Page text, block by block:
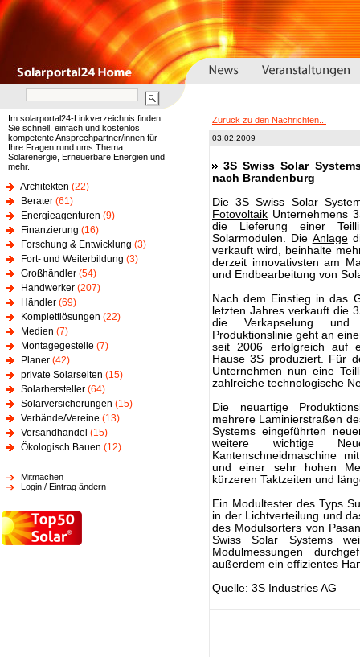
Im solarportal24-Linkverzeichnis finden
Sie schnell, einfach und kostenlos
kompetente Ansprechpartner/innen für
Ihre Fragen rund ums Thema
Solarenergie, Erneuerbare Energien und
mehr.
Architekten (22)
Berater (61)
Energieagenturen (9)
Finanzierung (16)
Forschung & Entwicklung (3)
Fort- und Weiterbildung (3)
Großhändler (54)
Handwerker (207)
Händler (69)
Komplettlösungen (22)
Medien (7)
Montagegestelle (7)
Planer (42)
private Solarseiten (15)
Solarhersteller (64)
Solarversicherungen (15)
Verbände/Vereine (13)
Versandhandel (15)
Ökologisch Bauen (12)
Mitmachen
Login / Eintrag ändern
Zurück zu den Nachrichten...
03.02.2009
3S Swiss Solar
nach Brandenburg
Die 3S Swiss Solar
Fotovoltaik Unternehmens
die Lieferung einer
Solarmodulen. Die Anlage
verkauft wird, beinhalte
derzeit innovativsten am
und Endbearbeitung von
Nach dem Einstieg in das
letzten Jahres verkauft die
die Verkapselung und
Produktionslinie geht an
seit 2006 erfolgreich auf
Hause 3S produziert. Für
Unternehmen nun eine
zahlreiche technologische
Die neuartige
mehrere Laminierstraßen
Systems eingeführten
weitere wichtige
Kantenschneidmaschine
und einer sehr hohen
kürzeren Taktzeiten und
Ein Modultester des Typs
in der Lichtverteilung und
des Modulsorters von
Swiss Solar Systems
Modulmessungen
außerdem ein effizientes
Quelle: 3S Industries AG